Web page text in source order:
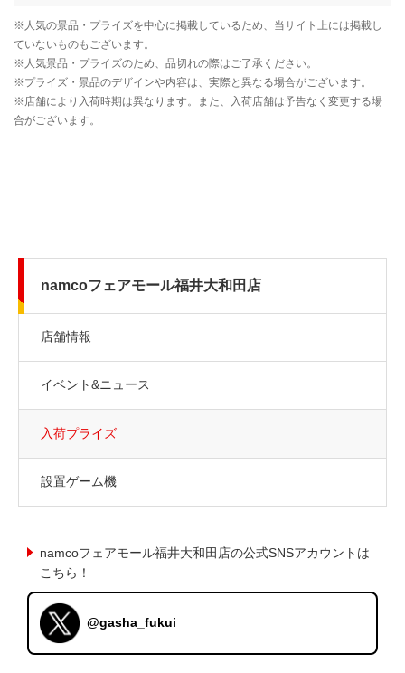
namcoフェアモール福井大和田店
店舗情報
イベント&ニュース
入荷プライズ
設置ゲーム機
namcoフェアモール福井大和田店の公式SNSアカウントは
こちら！
@gasha_fukui